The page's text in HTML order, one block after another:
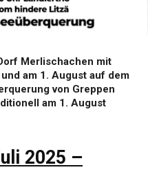
Merlischachen mit
am 1. August auf dem
von Greppen
am 1. August
2025 –